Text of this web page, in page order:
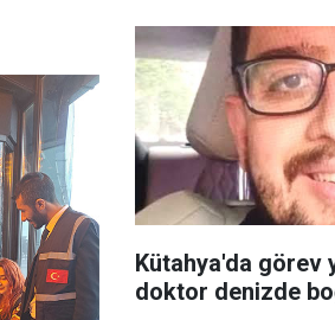
Kütahya'da görev
doktor denizde